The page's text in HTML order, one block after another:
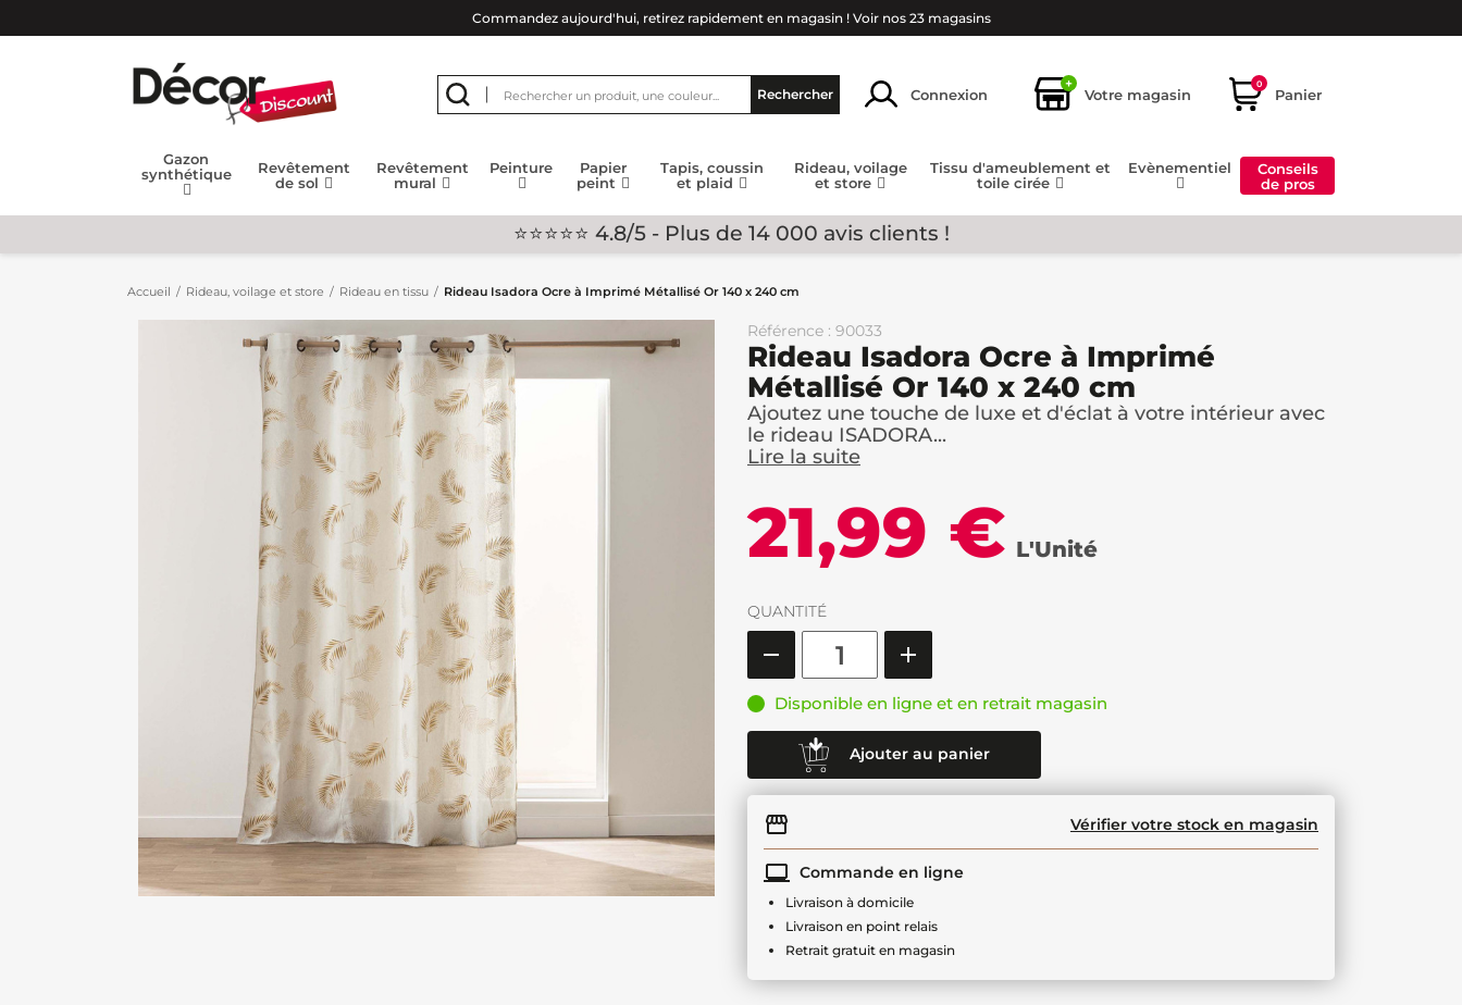
Commandez aujourd'hui, retirez rapidement en magasin ! Voir nos 23 magasins
Rechercher Connexion
+
Votre magasin
0
Panier
Gazon
synthétique
Revêtement
de sol
Revêtement
mural
Peinture
Papier
peint
Tapis, coussin
et plaid
Rideau, voilage
et store
Tissu d'ameublement et
toile cirée
Evènementiel
Conseils
de pros
⭐⭐⭐⭐⭐ 4.8/5 - Plus de 14 000 avis clients !
Accueil Rideau, voilage et store Rideau en tissu Rideau Isadora Ocre à Imprimé Métallisé Or 140 x 240 cm
Référence : 90033
Rideau Isadora Ocre à Imprimé
Métallisé Or 140 x 240 cm
Ajoutez une touche de luxe et d'éclat à votre intérieur avec
le rideau ISADORA...
Lire la suite
21,99 € L'Unité
QUANTITÉ
Disponible en ligne et en retrait magasin
Ajouter au panier
Vérifier votre stock en magasin
Commande en ligne
Livraison à domicile
Livraison en point relais
Retrait gratuit en magasin